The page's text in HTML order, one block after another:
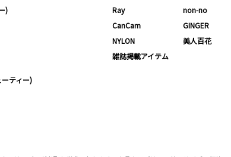
)
ティー)
Ray
non-no
CanCam
GINGER
NYLON
美人百花
雑誌掲載アイテム